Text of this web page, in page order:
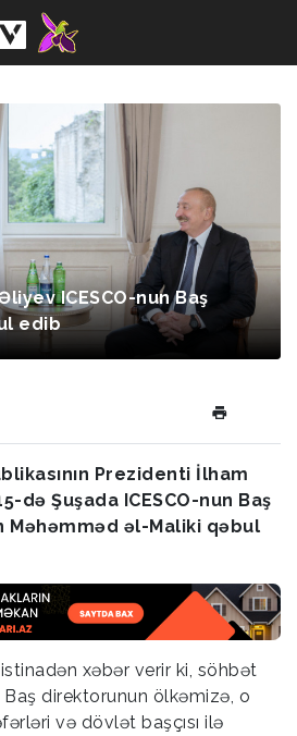
ICESCO-nun Baş
edib
Prezidenti İlham
də Şuşada ICESCO-nun Baş
Məhəmməd əl-Maliki qəbul
xəbər verir ki, söhbət
Baş direktorunun ölkəmizə, o
və dövlət başçısı ilə